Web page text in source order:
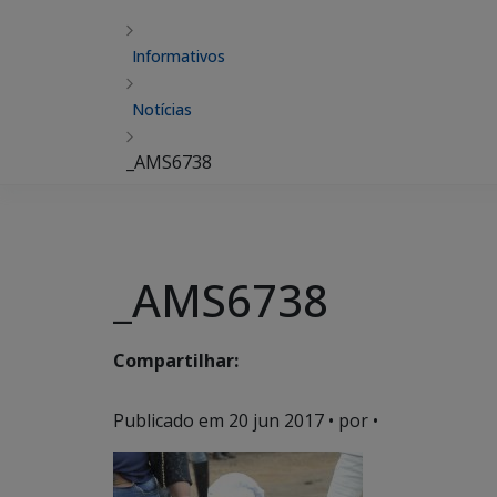
Informativos
Notícias
_AMS6738
_AMS6738
Compartilhar:
Publicado em 20 jun 2017 • por •